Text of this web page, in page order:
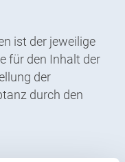
ist der jeweilige
für den Inhalt der
der
durch den